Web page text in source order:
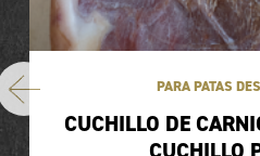
PARA PATAS
CUCHILLO DE